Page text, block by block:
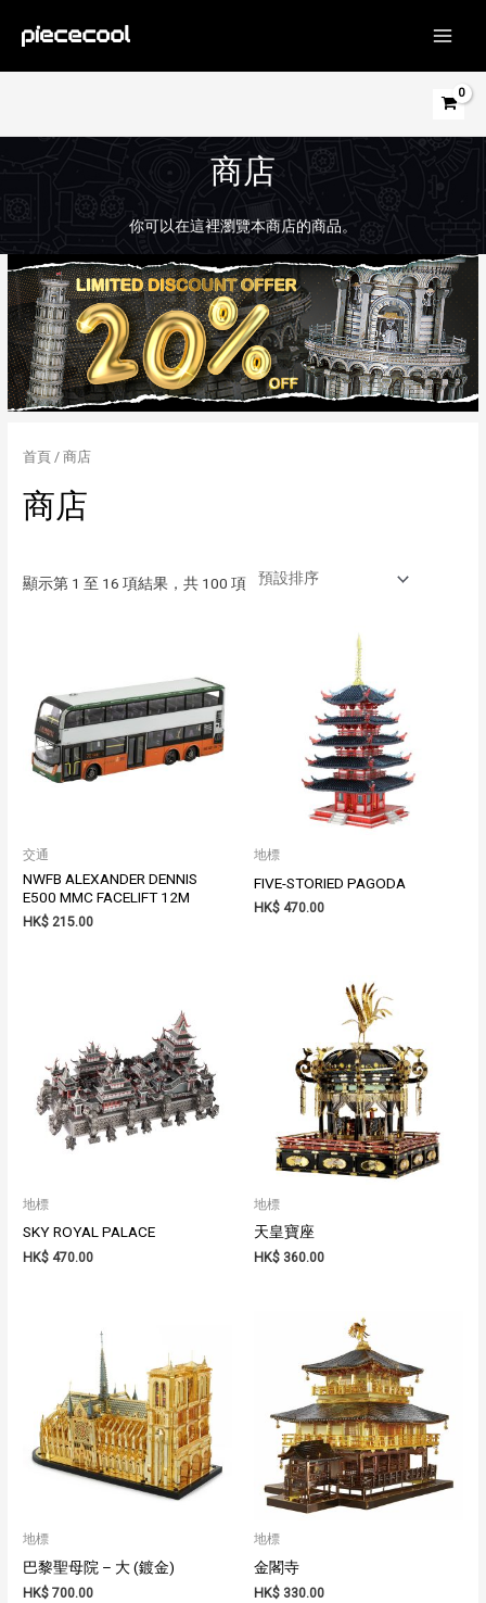
商店
你可以在這裡瀏覽本商店的商品。
首頁 / 商店
商店
顯示第 1 至 16 項結果，共 100 項
交通
NWFB ALEXANDER DENNIS
E500 MMC FACELIFT 12M
HK$ 215.00
地標
FIVE-STORIED PAGODA
HK$ 470.00
地標
SKY ROYAL PALACE
HK$ 470.00
地標
天皇寶座
HK$ 360.00
地標
巴黎聖母院 – 大 (鍍金)
HK$ 700.00
地標
金閣寺
HK$ 330.00